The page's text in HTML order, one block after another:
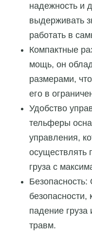
надежность и
выдерживать
работать в
Компактные
мощь, он
размерами,
его в
Удобство
тельферы
управления,
груза с
падение
травм.